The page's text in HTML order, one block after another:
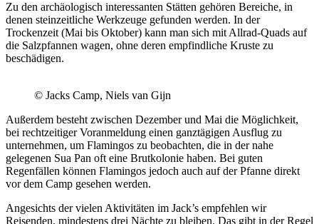
Zu den archäologisch interessanten Stätten gehören Bereiche, in
denen steinzeitliche Werkzeuge gefunden werden. In der
Trockenzeit (Mai bis Oktober) kann man sich mit Allrad-Quads auf
die Salzpfannen wagen, ohne deren empfindliche Kruste zu
beschädigen.
© Jacks Camp, Niels van Gijn
Außerdem besteht zwischen Dezember und Mai die Möglichkeit,
bei rechtzeitiger Voranmeldung einen ganztägigen Ausflug zu
unternehmen, um Flamingos zu beobachten, die in der nahe
gelegenen Sua Pan oft eine Brutkolonie haben. Bei guten
Regenfällen können Flamingos jedoch auch auf der Pfanne direkt
vor dem Camp gesehen werden.
Angesichts der vielen Aktivitäten im Jack’s empfehlen wir
Reisenden, mindestens drei Nächte zu bleiben. Das gibt in der Regel